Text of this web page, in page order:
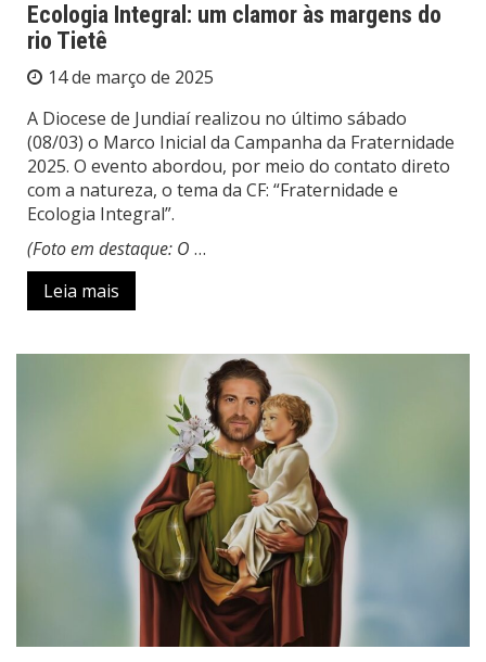
Ecologia Integral: um clamor às margens do
rio Tietê
14 de março de 2025
A Diocese de Jundiaí realizou no último sábado
(08/03) o Marco Inicial da Campanha da Fraternidade
2025. O evento abordou, por meio do contato direto
com a natureza, o tema da CF: “Fraternidade e
Ecologia Integral”.
(Foto em destaque: O …
Leia mais